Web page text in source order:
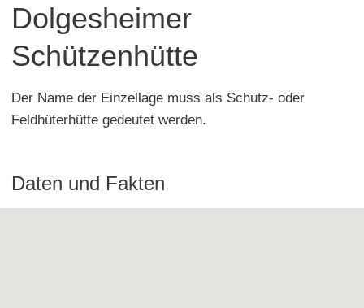
Kultur & Events
Dolgesheimer
Schützenhütte
Der Name der Einzellage muss als Schutz- oder
Feldhüterhütte gedeutet werden.
Daten und Fakten